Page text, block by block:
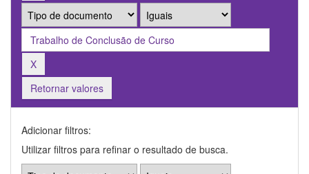
Retornar valores
Adicionar filtros:
Utilizar filtros para refinar o resultado de busca.